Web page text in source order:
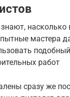
насколько
мастера
работ
сразу же